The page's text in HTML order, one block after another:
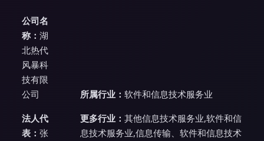
公司名
称： 湖
北热代
风暴科
技有限
公司
法人代
表： 张
所属行业： 软件和信息技术服务业
更多行业： 其他信息技术服务业,软件和信
息技术服务业,信息传输、软件和信息技术